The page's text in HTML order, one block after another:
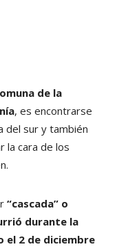
de la
, es encontrarse
del sur y también
la cara de los
“cascada” o
durante la
el 2 de diciembre